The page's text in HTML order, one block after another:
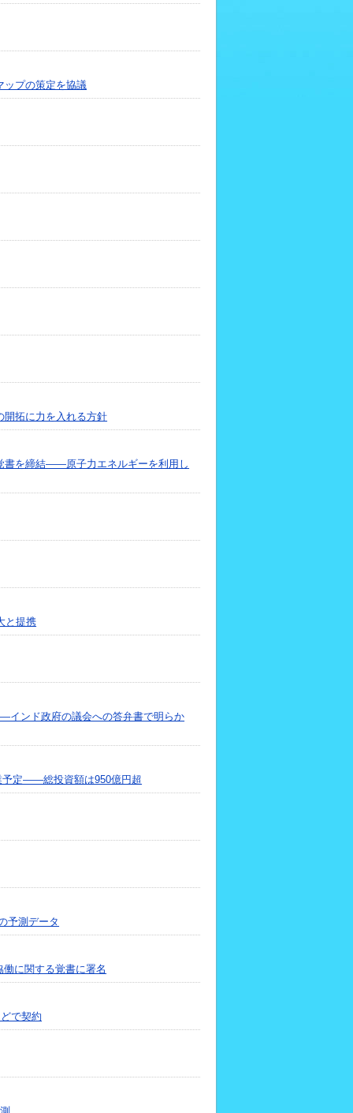
ップの策定を協議
開拓に力を入れる方針
書を締結――原子力エネルギーを利用し
と提携
インド政府の議会への答弁書で明らか
予定――総投資額は950億円超
予測データ
に関する覚書に署名
で契約